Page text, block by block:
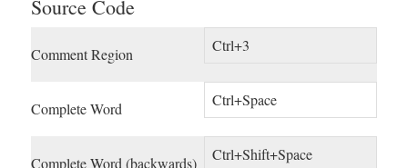
Source Code
Comment Region Ctrl+3
Complete Word Ctrl+Space
Complete Word (backwards) Ctrl+Shift+Space